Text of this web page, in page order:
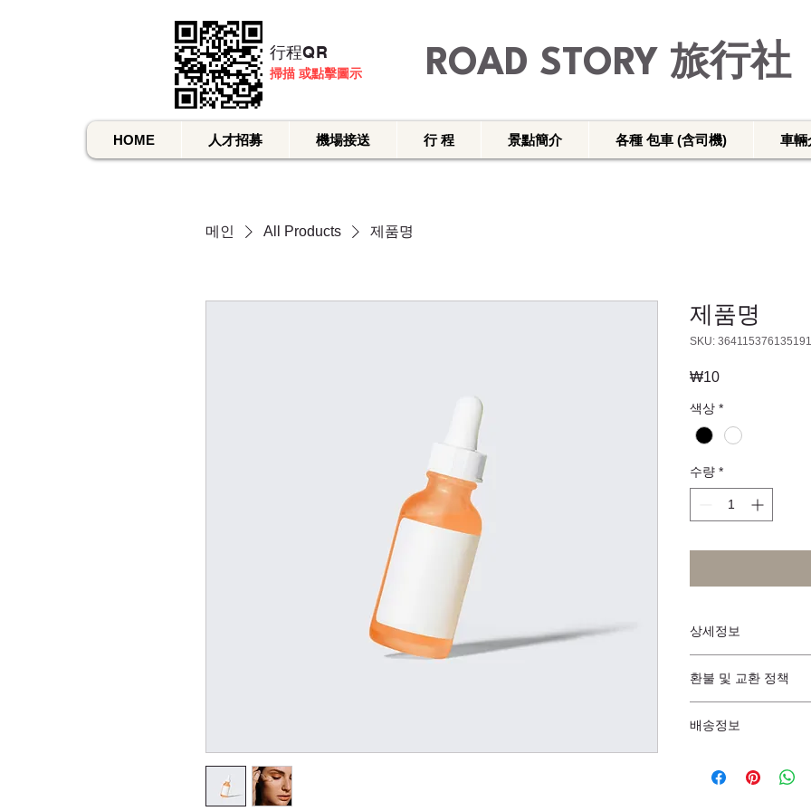
ROAD STORY 旅行社
HOME 人才招募 機場接送 行 程 景點簡介 各種 包車 (含司機) 車輛
​行程QR
掃描 或點擊圖示
메인 All Products 제품명
제품명
SKU: 364115376135191
₩10가격
색상 *
수량 *
상세정보
리방법 등 친절하고
어줍니다. 제품의 어
지 우선순위를 잘 생
환불 및 교환 정책
품 정보를 제공하세
배송정보
한 설명은 소비자들